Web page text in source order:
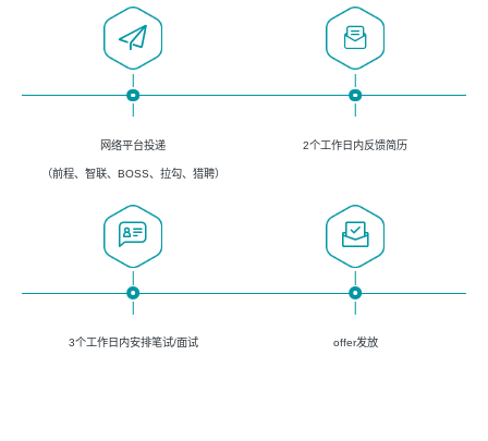
网络平台投递
（前程、智联、BOSS、拉勾、猎聘）
2个工作日内反馈简历
3个工作日内安排笔试/面试 offer发放